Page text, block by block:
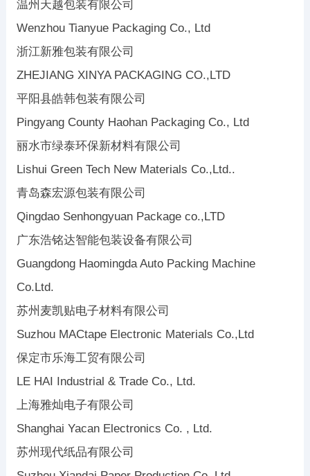
温州天越包装有限公司
Wenzhou Tianyue Packaging Co., Ltd
浙江新雅包装有限公司
ZHEJIANG XINYA PACKAGING CO.,LTD
平阳县皓韩包装有限公司
Pingyang County Haohan Packaging Co., Ltd
丽水市绿泰环保新材料有限公司
Lishui Green Tech New Materials Co.,Ltd..
青岛森宏源包装有限公司
Qingdao Senhongyuan Package co.,LTD
广东浩铭达智能包装设备有限公司
Guangdong Haomingda Auto Packing Machine
Co.Ltd.
苏州麦凯贴电子材料有限公司
Suzhou MACtape Electronic Materials Co.,Ltd
保定市乐海工贸有限公司
LE HAI Industrial & Trade Co., Ltd.
上海雅灿电子有限公司
Shanghai Yacan Electronics Co. , Ltd.
苏州现代纸品有限公司